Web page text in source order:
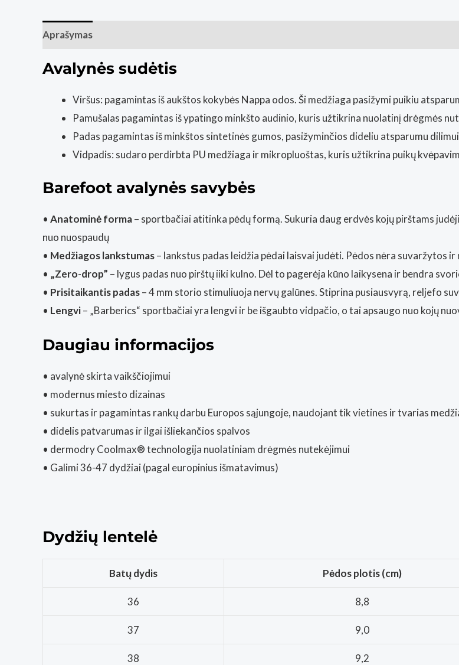
fizinė
Vilnius)
Aprašymas
Avalynės sudėtis
Viršus: pagamintas iš aukštos kokybės Nappa odos. Ši medžiaga pasižymi puikiu
Pamušalas pagamintas iš ypatingo minkšto audinio, kuris užtikrina nuolatinį drėgmės
Padas pagamintas iš minkštos sintetinės gumos, pasižyminčios dideliu atsparumu dilimui
Vidpadis: sudaro perdirbta PU medžiaga ir mikropluoštas, kuris užtikrina puikų
Barefoot avalynės savybės
• Anatominė forma– sportbačiai atitinka pėdų formą. Sukuria daug erdvės kojų pirštams
nuo nuospaudų
• Medžiagos lankstumas– lankstus padas leidžia pėdai laisvai judėti. Pėdos nėra suvaržytos
• „Zero-drop” – lygus padas nuo pirštų iiki kulno. Dėl to pagerėja kūno laikysena ir bendra
• Prisitaikantis padas– 4 mm storio stimuliuoja nervų galūnes. Stiprina pusiausvyrą, reljefo
• Lengvi– „Barberics“ sportbačiai yra lengvi ir be išgaubto vidpačio, o tai apsaugo nuo kojų
Daugiau informacijos
• avalynė skirta vaikščiojimui
• modernus miesto dizainas
• sukurtas ir pagamintas rankų darbu Europos sąjungoje, naudojant tik vietines ir tvarias
• didelis patvarumas ir ilgai išliekančios spalvos
• dermodry Coolmax® technologija nuolatiniam drėgmės nutekėjimui
• Galimi 36-47 dydžiai (pagal europinius išmatavimus)
Dydžių lentelė
Batų dydis Pėdos plotis (cm)
36 8,8
37 9,0
38 9,2